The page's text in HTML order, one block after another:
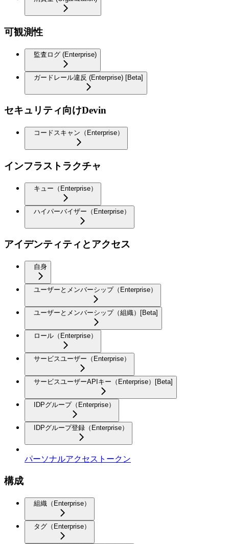
可観測性
監査ログ (Enterprise)
ガードレール違反 (Enterprise) [Beta]
セキュリティ向けDevin
コードスキャン（Enterprise）
インフラストラクチャ
キュー（Enterprise）
ハイパーバイザー（Enterprise）
アイデンティティとアクセス
自身
ユーザーとメンバーシップ（Enterprise）
ユーザーとメンバーシップ（組織）[Beta]
ロール（Enterprise）
サービスユーザー（Enterprise）
サービスユーザーAPIキー（Enterprise）[Beta]
IDPグループ（Enterprise）
IDPグループ登録（Enterprise）
パーソナルアクセストークン
構成
組織（Enterprise）
タグ（Enterprise）